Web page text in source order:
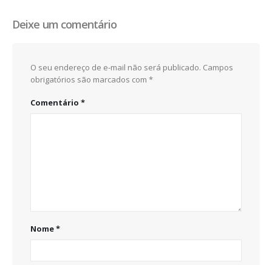
Deixe um comentário
O seu endereço de e-mail não será publicado. Campos
obrigatórios são marcados com *
Comentário *
Nome*